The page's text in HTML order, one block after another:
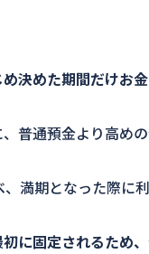
決めた期間だけお
普通預金より高め
満期となった際に
に固定されるため